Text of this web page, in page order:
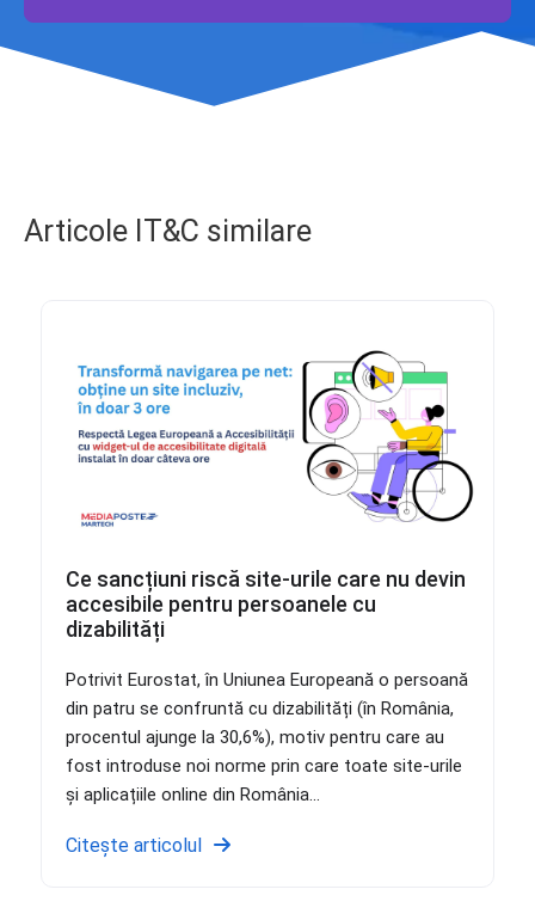
Articole IT&C similare
Ce sancțiuni riscă site-urile care nu devin
accesibile pentru persoanele cu
dizabilități
Potrivit Eurostat, în Uniunea Europeană o persoană
din patru se confruntă cu dizabilități (în România,
procentul ajunge la 30,6%), motiv pentru care au
fost introduse noi norme prin care toate site-urile
și aplicațiile online din România...
Citește articolul